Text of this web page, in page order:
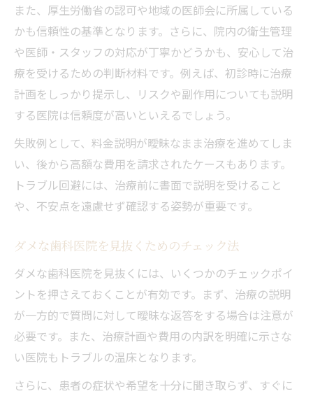
また、厚生労働省の認可や地域の医師会に所属している
かも信頼性の基準となります。さらに、院内の衛生管理
や医師・スタッフの対応が丁寧かどうかも、安心して治
療を受けるための判断材料です。例えば、初診時に治療
計画をしっかり提示し、リスクや副作用についても説明
する医院は信頼度が高いといえるでしょう。
失敗例として、料金説明が曖昧なまま治療を進めてしま
い、後から高額な費用を請求されたケースもあります。
トラブル回避には、治療前に書面で説明を受けること
や、不安点を遠慮せず確認する姿勢が重要です。
ダメな歯科医院を見抜くためのチェック法
ダメな歯科医院を見抜くには、いくつかのチェックポイ
ントを押さえておくことが有効です。まず、治療の説明
が一方的で質問に対して曖昧な返答をする場合は注意が
必要です。また、治療計画や費用の内訳を明確に示さな
い医院もトラブルの温床となります。
さらに、患者の症状や希望を十分に聞き取らず、すぐに